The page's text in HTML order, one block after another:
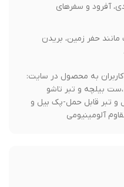
و سفرهای
حفر زمین، بریدن
به محصول در سایت:
و تبر تاشو
قابل حمل-پک بیل و